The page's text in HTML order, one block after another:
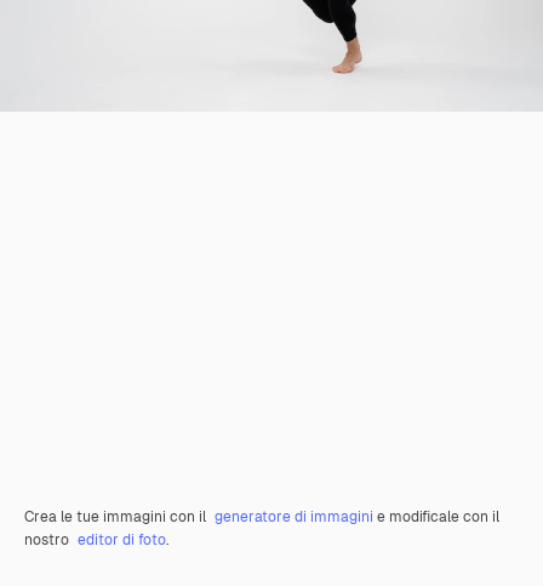
Crea le tue immagini con il generatore di immagini e modificale con il
nostro editor di foto.